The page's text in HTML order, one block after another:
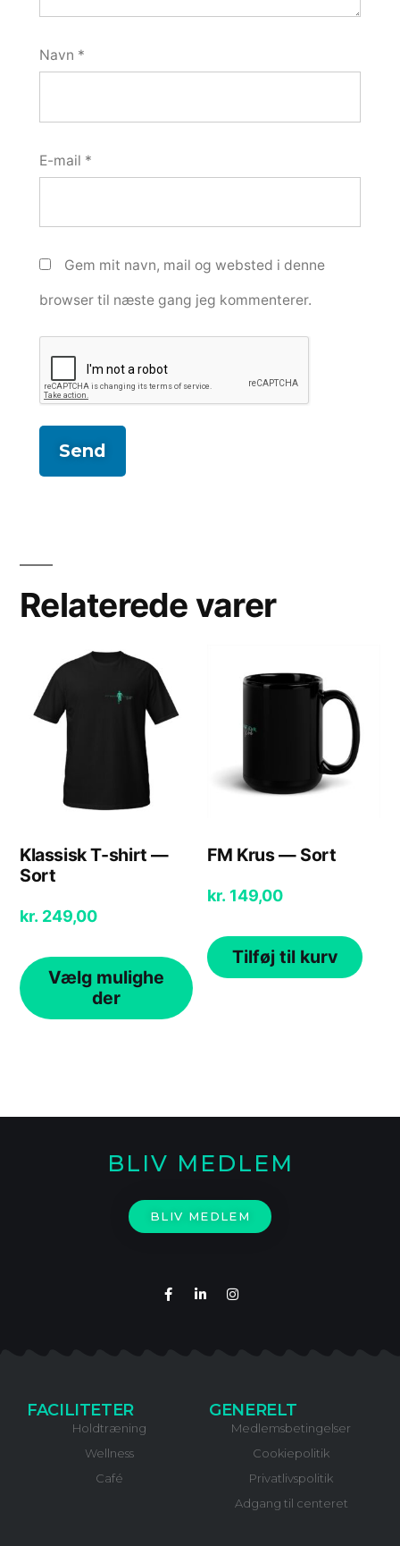
Navn *
E-mail *
Gem mit navn, mail og websted i denne
browser til næste gang jeg kommenterer.
Relaterede varer
Klassisk T-shirt —
Sort
kr. 249,00
Vælg mulighe
der
FM Krus — Sort
kr. 149,00
Tilføj til kurv
BLIV MEDLEM
BLIV MEDLEM
FACILITETER
Holdtræning
Wellness
Café
GENERELT
Medlemsbetingelser
Cookiepolitik
Privatlivspolitik
Adgang til centeret